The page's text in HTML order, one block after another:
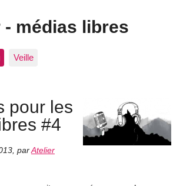
- médias libres
Veille
pour les
#4
, parAtelier